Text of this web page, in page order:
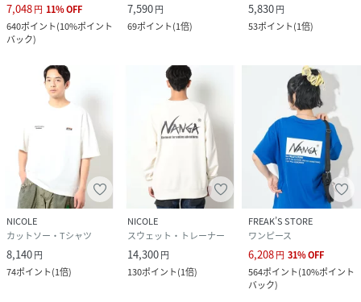
■coordinate
＊袖はやや長めなのでロールアップしての着こなしも素敵で
＊ドローコードで長さ調整も可能なので、パンツだけでなく
スカートとも合わせて頂けます。
※画像の商品はサンプルです。実際の商品とは仕様・加工・
サイズ・素材が若干異なる場合がございます。
※掲載画像の商品の色味は、撮影場所や光の当たり具合など
により色味が異なって見える場合がございます。
商品の色味は、生地アップの画像をご参照ください。
また、お客様のお使いのPC・スマートフォン等のモニター環
境などにより色味が異なって見える場合がございます。予め
ご了承の上ご注文ください。
09ホワイト：169cmB80W59H88着用サイズ：99(FREE)
7,048円 11%OFF
640ポイント(10%ポイント
バック)
7,590円
69ポイント(1倍)
5,830円
53ポイント(1倍)
NICOLE
カットソー・Tシャツ
8,140円
74ポイント(1倍)
NICOLE
スウェット・トレーナー
14,300円
130ポイント(1倍)
FREAK’S STORE
ワンピース
6,208円 31%OFF
564ポイント(10%ポイント
バック)